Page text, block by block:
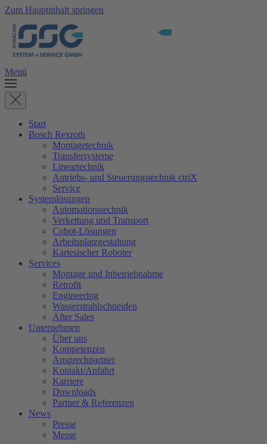
Zum Hauptinhalt springen
Menü
Start
Bosch Rexroth
Montagetechnik
Transfersysteme
Lineartechnik
Antriebs- und Steuerungstechnik ctrlX
Service
Systemlösungen
Automationstechnik
Verkettung und Transport
Cobot-Lösungen
Arbeitsplatzgestaltung
Kartesischer Roboter
Services
Montage und Inbetriebnahme
Retrofit
Engineering
Wasserstrahlschneiden
After Sales
Unternehmen
Über uns
Kompetenzen
Ansprechpartner
Kontakt/Anfahrt
Karriere
Downloads
Partner & Referenzen
News
Presse
Messe